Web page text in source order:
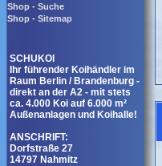
Shop - Suche
Shop - Sitemap
SCHUKOI
Ihr führender Koihändler im
Raum Berlin / Brandenburg -
direkt an der A2 - mit stets
ca. 4.000 Koi auf 6.000 m²
Außenanlagen und Koihalle!
ANSCHRIFT:
Dorfstraße 27
14797 Nahmitz